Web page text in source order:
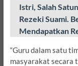
Istri, Salah
Rezeki Suami.
Mendapatkan
“Guru dalam satu
masyarakat secara